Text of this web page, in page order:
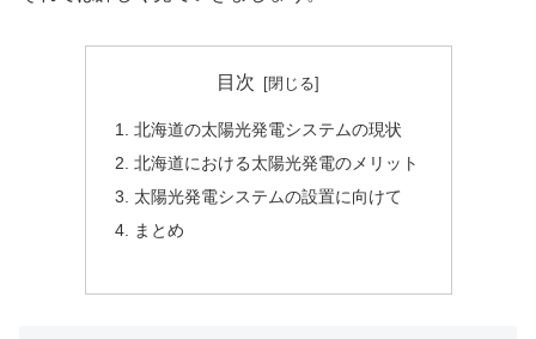
目次
北海道の太陽光発電システムの現状
北海道における太陽光発電のメリット
太陽光発電システムの設置に向けて
まとめ